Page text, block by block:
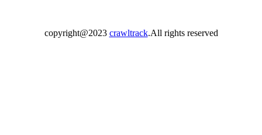
copyright@2023 crawltrack.All rights reserved